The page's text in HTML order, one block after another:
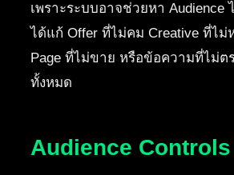
เพราะระบบอาจช่วยหา Audience
ได้แก้ Offer ที่ไม่คม Creative ที่ไม่
Page ที่ไม่ขาย หรือข้อความที่ไม่ต
ทั้งหมด
Audience